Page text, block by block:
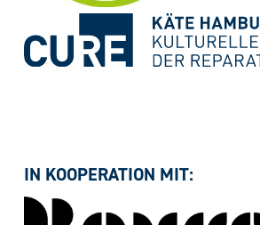
IN KOOPERATION MIT: